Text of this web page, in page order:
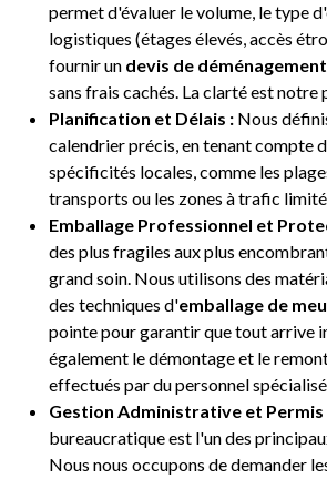
permet d'évaluer le volume, le type
logistiques (étages élevés, accès
fournir un devis de
sans frais cachés. La clarté est notre
Planification et Délais : Nous
calendrier précis, en tenant compte
spécificités locales, comme les
transports ou les zones à trafic
Emballage Professionnel et
des plus fragiles aux plus
grand soin. Nous utilisons des
des techniques d'emballage de
pointe pour garantir que tout arrive
également le démontage et le
effectués par du personnel
Gestion Administrative et Permis
bureaucratique est l'un des
Nous nous occupons de demander